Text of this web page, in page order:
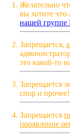
Желательно
вы хотите
нашей группе
Запрещается,
это какой-то
Запрещается
спор и прочее!
Запрещается
проявление